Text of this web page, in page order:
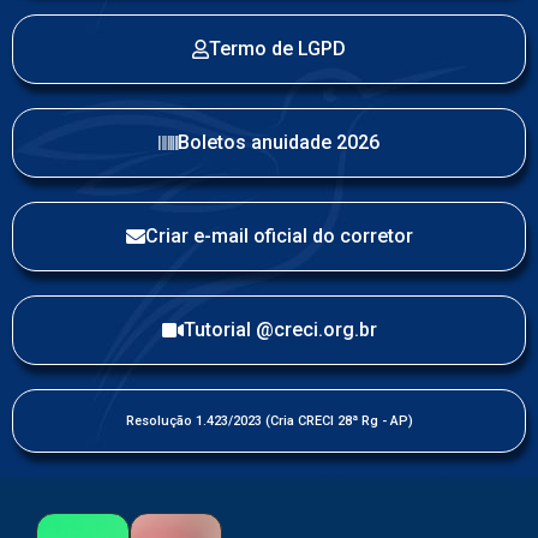
Termo de LGPD
Boletos anuidade 2026
Criar e-mail oficial do corretor
Tutorial @creci.org.br
Resolução 1.423/2023 (Cria CRECI 28ª Rg - AP)